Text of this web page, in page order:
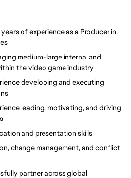
of experience as a Producer in
medium-large internal and
the video game industry
developing and executing
leading, motivating, and driving
and presentation skills
change management, and conflict
partner across global